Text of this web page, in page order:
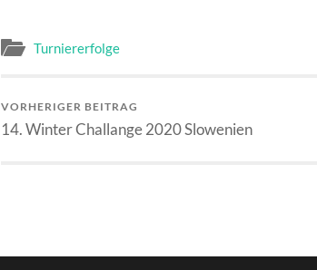
Turniererfolge
VORHERIGER BEITRAG
14. Winter Challange 2020 Slowenien